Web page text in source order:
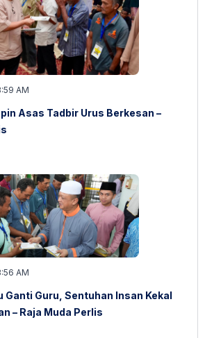
AM
Asas Tadbir Urus Berkesan –
AM
Ganti Guru, Sentuhan Insan Kekal
– Raja Muda Perlis